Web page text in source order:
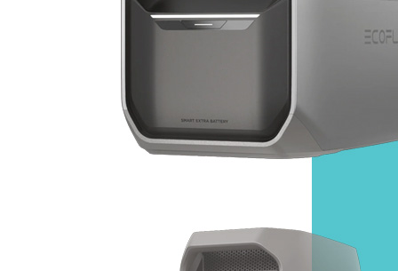
Volets isolants extérieurs
Volets isolants intérieurs
Couchages lits tout fait
AMÉNAGEMENTS & RANGEMENTS
Isolation thermique et phonique
Tableau de bord
Gamme d'accessoires pliables
Solutions Rangement PURVARIO
Accessoires rangement cellule